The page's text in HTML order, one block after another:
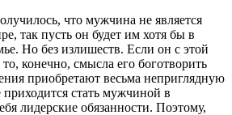
что мужчина не является
так пусть он будет им хотя бы в
Но без излишеств. Если он с этой
конечно, смысла его боготворить
приобретают весьма неприглядную
стать мужчиной в
лидерские обязанности. Поэтому,